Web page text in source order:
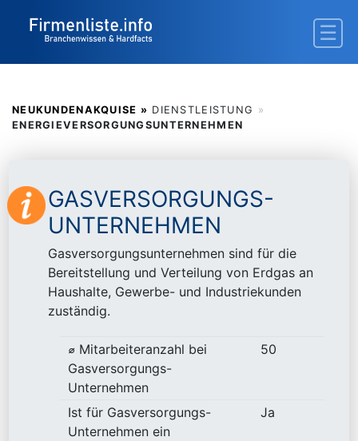
NEUKUNDENAKQUISE » DIENSTLEISTUNG »
ENERGIEVERSORGUNGSUNTERNEHMEN
GASVERSORGUNGS-
UNTERNEHMEN
Gasversorgungsunternehmen sind für die
Bereitstellung und Verteilung von Erdgas an
Haushalte, Gewerbe- und Industriekunden
zuständig.
⌀ Mitarbeiteranzahl bei
Gasversorgungs-
Unternehmen
50
Ist für Gasversorgungs-
Unternehmen ein
Ja